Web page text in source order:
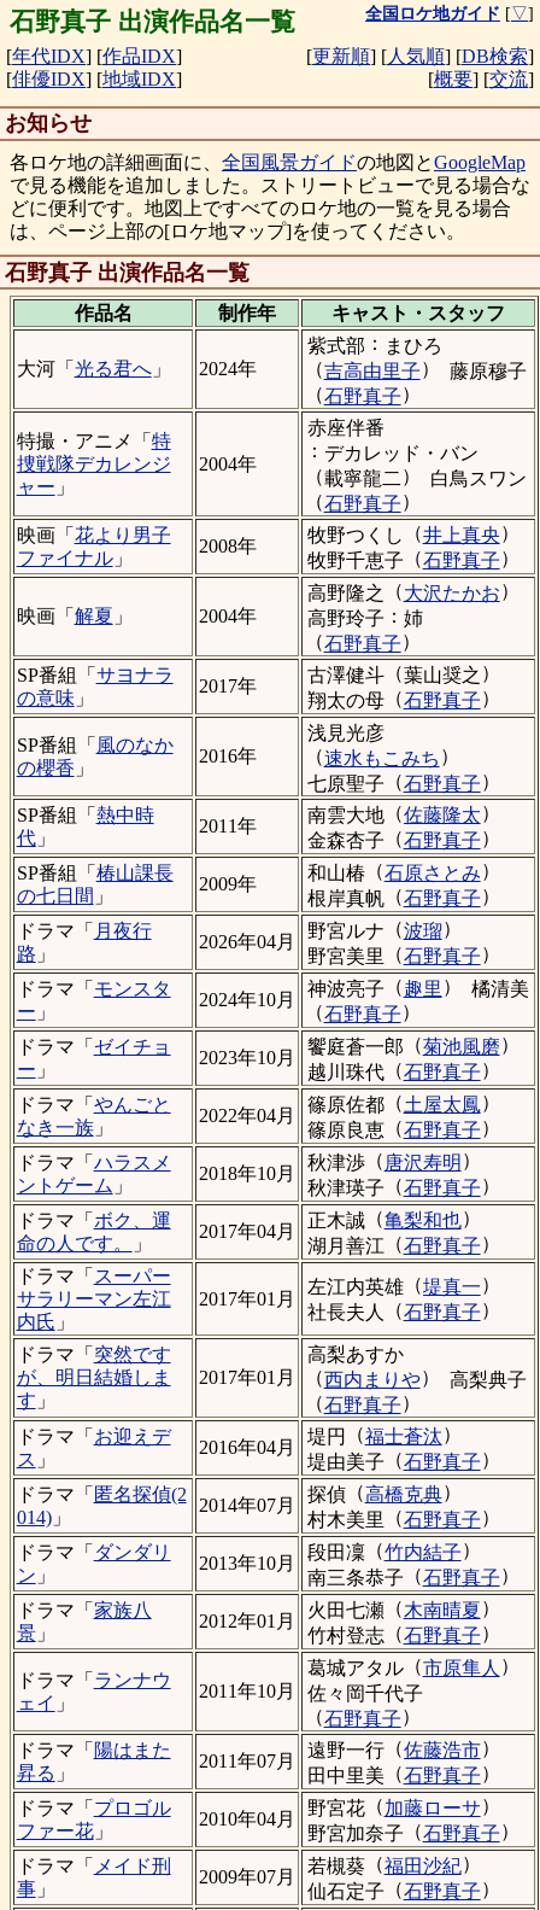
石野真子 出演作品名一覧 全国ロケ地ガイド [▽]
[年代IDX] [作品IDX]
[俳優IDX] [地域IDX]
[更新順] [人気順] [DB検索]
[概要] [交流]
お知らせ
各ロケ地の詳細画面に、 全国風景ガイドの地図とGoogleMap
で見る機能を追加しました。ストリートビューで見る場合な
どに便利です。地図上ですべてのロケ地の一覧を見る場合
は、ページ上部の[ロケ地マップ]を使ってください。
石野真子 出演作品名一覧
作品名 制作年 キャスト・ スタッフ
大河「 光る君へ」 2024年
紫式部 ： まひろ
（吉高由里子）
藤原穆子
（石野真子）
特撮・アニメ「 特
捜戦隊デカレンジ
ャー 」
2004年
赤座伴番
： デカレッド・バン
（載寧龍二 ）
白鳥スワン
（石野真子）
映画「 花より男子
ファイナル」
2008年
牧野つくし （井上真央）
牧野千恵子 （石野真子）
映画「 解夏 」 2004年
高野隆之 （大沢たかお）
高野玲子 ： 姉
（石野真子）
SP番組「 サヨナラ
の意味 」
2017年
古澤健斗（葉山奨之 ）
翔太の母（石野真子）
SP番組「 風のなか
の櫻香 」
2016年
浅見光彦
（速水もこみち ）
七原聖子 （石野真子）
SP番組「 熱中時
代」
2011年
南雲大地 （佐藤隆太）
金森杏子 （石野真子）
SP番組「 椿山課長
の七日間 」
2009年
和山椿（石原さとみ）
根岸真帆 （石野真子）
ドラマ「 月夜行
路 」
2026年04月
野宮ルナ （波瑠）
野宮美里 （石野真子）
ドラマ「 モンスタ
ー 」
2024年10月
神波亮子 （趣里 ）
橘清美
（石野真子）
ドラマ「 ゼイチョ
ー 」
2023年10月
饗庭蒼一郎 （菊池風磨）
越川珠代 （石野真子）
ドラマ「 やんごと
なき一族」
2022年04月
篠原佐都（土屋太鳳）
篠原良恵（石野真子）
ドラマ「 ハラスメ
ントゲーム 」
2018年10月
秋津渉（ 唐沢寿明 ）
秋津瑛子 （石野真子）
ドラマ「 ボク、運
命の人です。
」
2017年04月
正木誠 （亀梨和也）
湖月善江 （石野真子）
ドラマ「 スーパー
サラリーマン左江
内氏 」
2017年01月
左江内英雄（堤真一）
社長夫人
（石野真子）
ドラマ「 突然です
が、明日結婚しま
す 」
2017年01月
高梨あすか
（西内まりや）
高梨典子
（石野真子）
ドラマ「 お迎えデ
ス 」
2016年04月
堤円 （福士蒼汰）
堤由美子 （石野真子）
ドラマ「 匿名探偵(2
014)」
2014年07月
探偵（高橋克典）
村木美里 （石野真子）
ドラマ「 ダンダリ
ン 」
2013年10月
段田凜（竹内結子）
南三条恭子 （石野真子）
ドラマ「 家族八
景」
2012年01月
火田七瀬（木南晴夏）
竹村登志（石野真子）
ドラマ「 ランナウ
ェイ 」
2011年10月
葛城アタル（市原隼人 ）
佐々岡千代子
（石野真子）
ドラマ「 陽はまた
昇る 」
2011年07月
遠野一行（佐藤浩市）
田中里美 （石野真子）
ドラマ「 プロゴル
ファー花」
2010年04月
野宮花（加藤ローサ）
野宮加奈子 （石野真子）
ドラマ「 メイド刑
事」
2009年07月
若槻葵（福田沙紀）
仙石定子 （石野真子）